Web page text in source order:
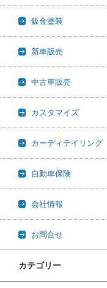
鈑金塗装
新車販売
中古車販売
カスタマイズ
カーディテイリング
自動車保険
会社情報
お問合せ
カテゴリー